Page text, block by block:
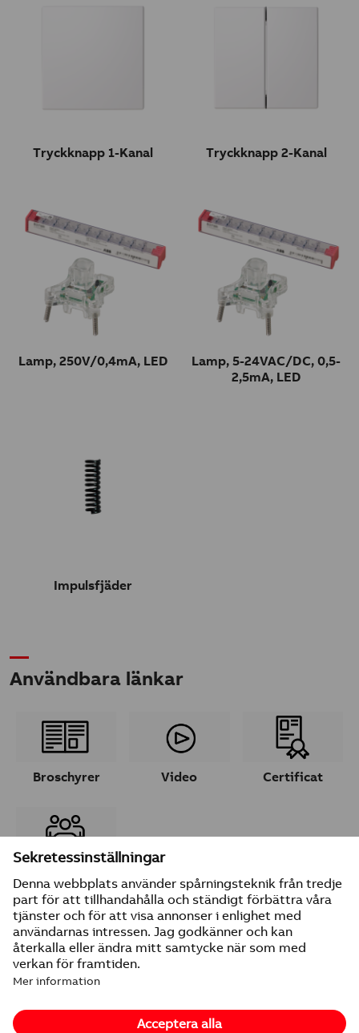
Tryckknapp 1-Kanal Tryckknapp 2-Kanal
Lamp, 250V/0,4mA, LED
Lamp, 5-24VAC/DC, 0,5-
2,5mA, LED
Impulsfjäder
Användbara länkar
Broschyrer Video Certificat
Leverantörsuppgifter